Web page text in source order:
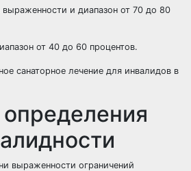
выраженности и диапазон от 70 до 80
от 40 до 60 процентов.
санаторное лечение для инвалидов в
выраженности ограничений